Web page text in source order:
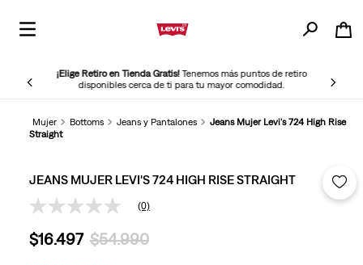
¡Elige Retiro en Tienda Gratis!Tenemos más puntos de retiro
disponibles cerca de ti para tu mayor comodidad.
Mujer Bottoms Jeans y Pantalones
Jeans Mujer Levi's 724 High Rise
Straight
JEANS MUJER LEVI'S 724 HIGH RISE STRAIGHT
Sin
Enlace
en
(0)
$16.497 $54.990